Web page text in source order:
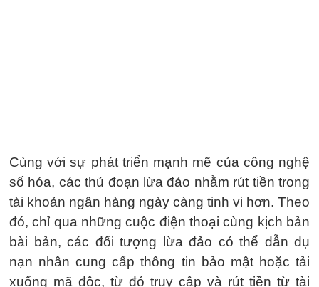
Cùng với sự phát triển mạnh mẽ của công nghệ
số hóa, các thủ đoạn lừa đảo nhằm rút tiền trong
tài khoản ngân hàng ngày càng tinh vi hơn. Theo
đó, chỉ qua những cuộc điện thoại cùng kịch bản
bài bản, các đối tượng lừa đảo có thể dẫn dụ
nạn nhân cung cấp thông tin bảo mật hoặc tải
xuống mã độc, từ đó truy cập và rút tiền từ tài